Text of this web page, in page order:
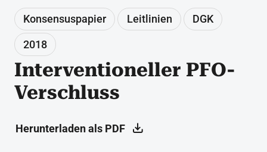
Konsensuspapier Leitlinien DGK
2018
Interventioneller PFO-
Verschluss
Herunterladen als PDF